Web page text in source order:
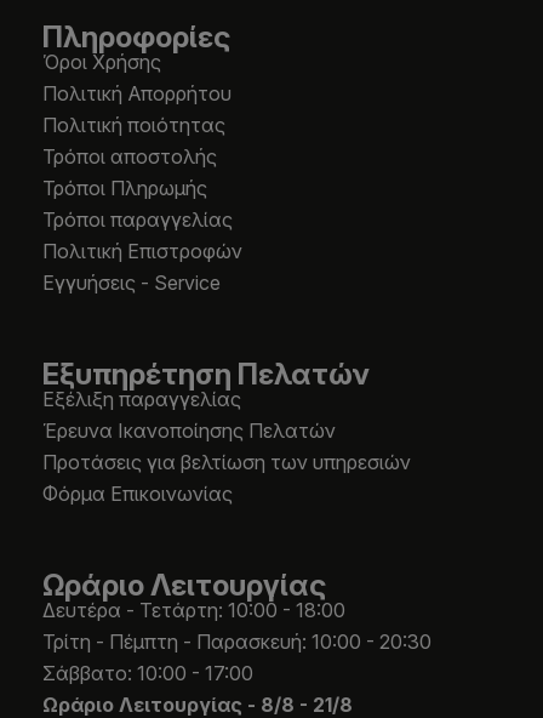
Πληροφορίες
Όροι Χρήσης
Πολιτική Απορρήτου
Πολιτική ποιότητας
Τρόποι αποστολής
Τρόποι Πληρωμής
Τρόποι παραγγελίας
Πολιτική Επιστροφών
Εγγυήσεις - Service
Εξυπηρέτηση Πελατών
Εξέλιξη παραγγελίας
Έρευνα Ικανοποίησης Πελατών
Προτάσεις για βελτίωση των υπηρεσιών
Φόρμα Επικοινωνίας
Ωράριο Λειτουργίας
Δευτέρα - Τετάρτη: 10:00 - 18:00
Τρίτη - Πέμπτη - Παρασκευή: 10:00 - 20:30
Σάββατο: 10:00 - 17:00
Ωράριο Λειτουργίας - 8/8 - 21/8